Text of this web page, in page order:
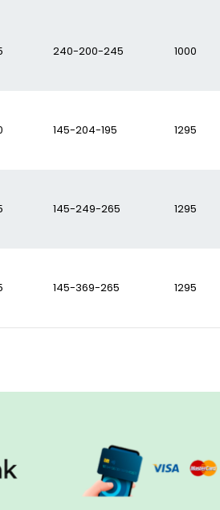
240-200-245 1000
145-204-195 1295
145-249-265 1295
145-369-265 1295